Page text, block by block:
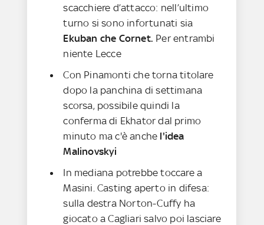
scacchiere d’attacco: nell’ultimo
turno si sono infortunati sia
Ekuban che Cornet. Per entrambi
niente Lecce
Con Pinamonti che torna titolare
dopo la panchina di settimana
scorsa, possibile quindi la
conferma di Ekhator dal primo
minuto ma c'è anche l'idea
Malinovskyi
In mediana potrebbe toccare a
Masini. Casting aperto in difesa:
sulla destra Norton-Cuffy ha
giocato a Cagliari salvo poi lasciare